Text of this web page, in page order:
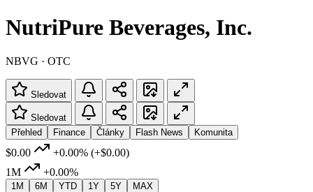
NutriPure Beverages, Inc.
NBVG · OTC
Sledovat
Sledovat
Přehled
Finance Články Flash News Komunita
$0.00 +0.00% (+$0.00)
1M
+0.00%
1M 6M YTD 1Y 5Y MAX